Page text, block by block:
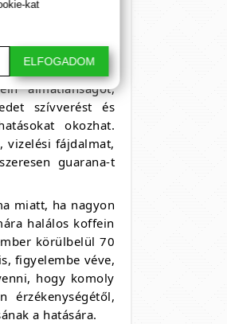
át fogyasztjuk.
A mellékhatás a
álmatlanságot,
szívverést és
okozhat.
vizelési fájdalmat,
guarana-t
miatt, ha nagyon
halálos koffein
körülbelül 70
figyelembe véve,
hogy komoly
érzékenységétől,
a hatására.
kat
ELFOGADOM